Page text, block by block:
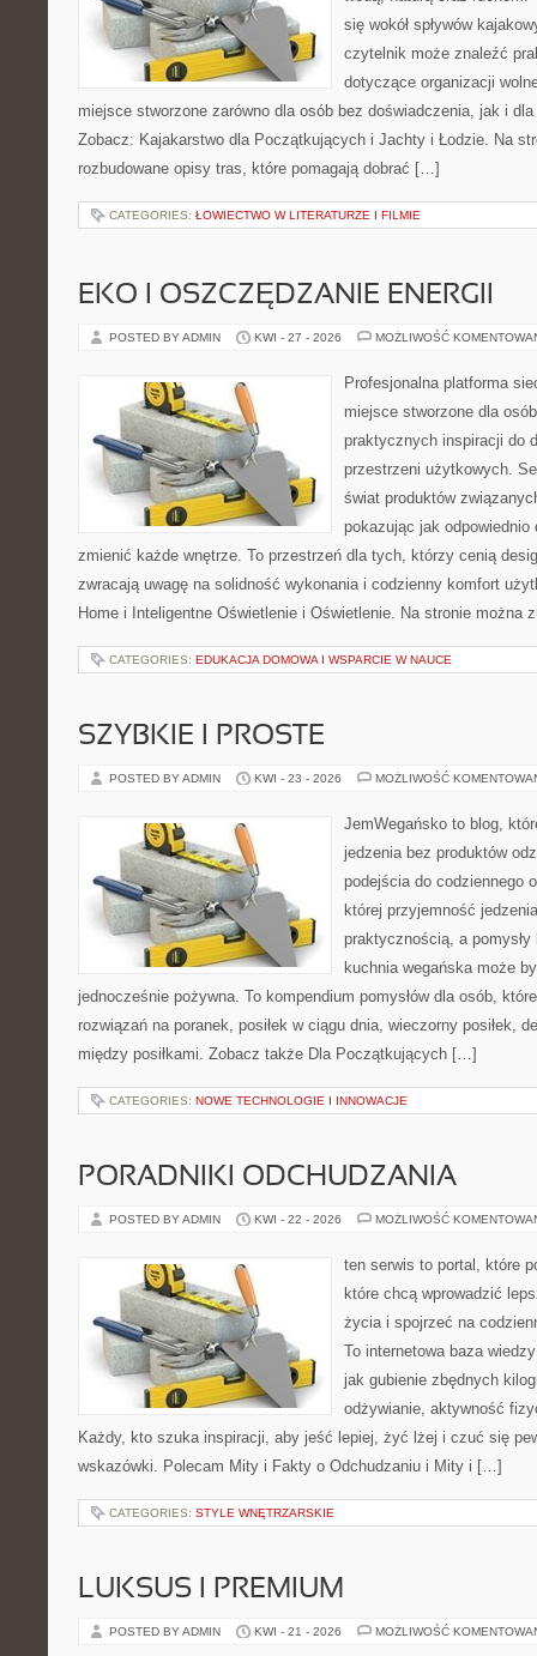
się wokół spływów
czytelnik może znaleźć
dotyczące organizacji
miejsce stworzone zarówno dla osób bez doświadczenia, jak i
Zobacz: Kajakarstwo dla Początkujących i Jachty i Łodzie. Na
rozbudowane opisy tras, które pomagają dobrać […]
CATEGORIES: ŁOWIECTWO W LITERATURZE I FILMIE
EKO I OSZCZĘDZANIE ENERGII
POSTED BY ADMIN KWI - 27 - 2026 MOŻLIWOŚĆ
Profesjonalna platforma
miejsce stworzone dla
praktycznych inspiracji do
przestrzeni użytkowych.
świat produktów
pokazując jak odpowiednio
zmienić każde wnętrze. To przestrzeń dla tych, którzy cenią
zwracają uwagę na solidność wykonania i codzienny komfort
Home i Inteligentne Oświetlenie i Oświetlenie. Na stronie
CATEGORIES: EDUKACJA DOMOWA I WSPARCIE W NAUCE
SZYBKIE I PROSTE
POSTED BY ADMIN KWI - 23 - 2026 MOŻLIWOŚĆ
JemWegańsko to blog,
jedzenia bez produktów
podejścia do codziennego
której przyjemność
praktycznością, a
kuchnia wegańska może
jednocześnie pożywna. To kompendium pomysłów dla osób,
rozwiązań na poranek, posiłek w ciągu dnia, wieczorny posiłek,
między posiłkami. Zobacz także Dla Początkujących […]
CATEGORIES: NOWE TECHNOLOGIE I INNOWACJE
PORADNIKI ODCHUDZANIA
POSTED BY ADMIN KWI - 22 - 2026 MOŻLIWOŚĆ
ten serwis to portal, które
które chcą wprowadzić
życia i spojrzeć na
To internetowa baza
jak gubienie zbędnych
odżywianie, aktywność
Każdy, kto szuka inspiracji, aby jeść lepiej, żyć lżej i czuć się
wskazówki. Polecam Mity i Fakty o Odchudzaniu i Mity i […]
CATEGORIES: STYLE WNĘTRZARSKIE
LUKSUS I PREMIUM
POSTED BY ADMIN KWI - 21 - 2026 MOŻLIWOŚĆ